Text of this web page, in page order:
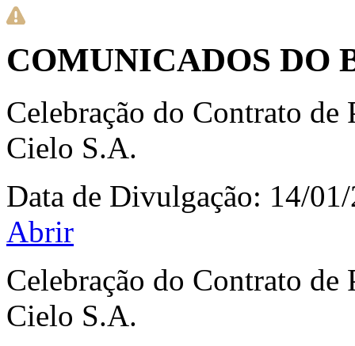
COMUNICADOS DO
Celebração do Contrato de
Cielo S.A.
Data de Divulgação: 14/
Abrir
Celebração do Contrato de
Cielo S.A.